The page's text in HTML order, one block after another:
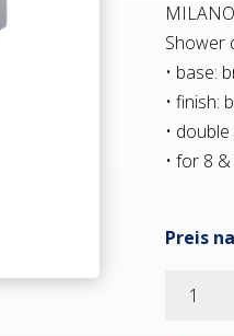
Shower
• base:
• finish:
•
• for 8
Preis
MILANO